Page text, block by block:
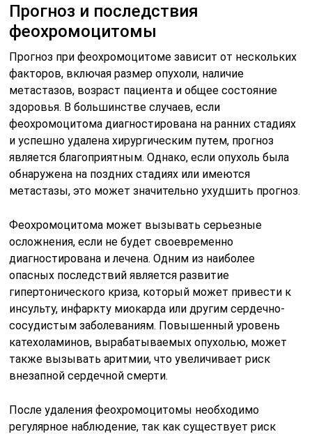
Прогноз и последствия
феохромоцитомы
Прогноз при феохромоцитоме зависит от нескольких
факторов, включая размер опухоли, наличие
метастазов, возраст пациента и общее состояние
здоровья. В большинстве случаев, если
феохромоцитома диагностирована на ранних стадиях
и успешно удалена хирургическим путем, прогноз
является благоприятным. Однако, если опухоль была
обнаружена на поздних стадиях или имеются
метастазы, это может значительно ухудшить прогноз.
Феохромоцитома может вызывать серьезные
осложнения, если не будет своевременно
диагностирована и лечена. Одним из наиболее
опасных последствий является развитие
гипертонического криза, который может привести к
инсульту, инфаркту миокарда или другим сердечно-
сосудистым заболеваниям. Повышенный уровень
катехоламинов, вырабатываемых опухолью, может
также вызывать аритмии, что увеличивает риск
внезапной сердечной смерти.
После удаления феохромоцитомы необходимо
регулярное наблюдение, так как существует риск